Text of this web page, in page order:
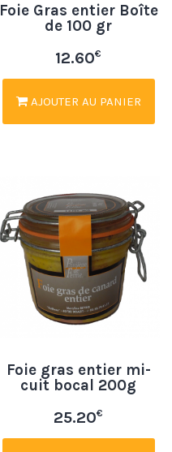
Foie Gras entier Boîte
de 100 gr
12.60€
AJOUTER AU PANIER
Foie gras entier mi-
cuit bocal 200g
25.20€